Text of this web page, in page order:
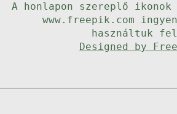
A honlapon szereplő ikonok
www.freepik.com
használtuk
Designed by